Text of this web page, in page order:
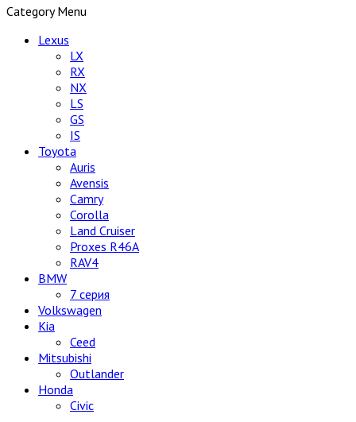
Category Menu
Lexus
LX
RX
NX
LS
GS
IS
Toyota
Auris
Avensis
Camry
Corolla
Land Cruiser
Proxes R46A
RAV4
BMW
7 серия
Volkswagen
Kia
Ceed
Mitsubishi
Outlander
Honda
Civic